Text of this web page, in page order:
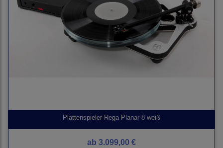
Plattenspieler Rega Planar 8 weiß
ab 3.099,00 €